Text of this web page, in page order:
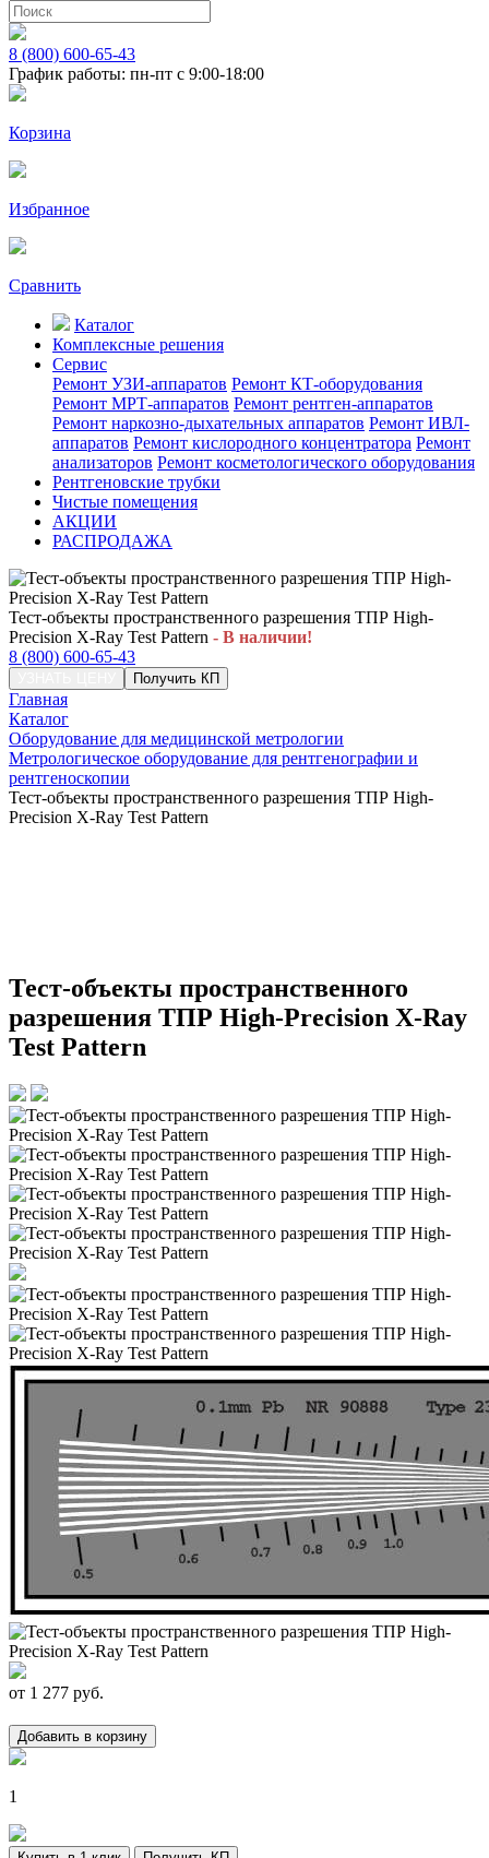
8 (800) 600-65-43
График работы: пн-пт с 9:00-18:00
Корзина
Избранное
Сравнить
Каталог
Комплексные решения
Сервис
Ремонт УЗИ-аппаратов Ремонт КТ-оборудования
Ремонт МРТ-аппаратов Ремонт рентген-аппаратов
Ремонт наркозно-дыхательных аппаратов Ремонт ИВЛ-
аппаратов Ремонт кислородного концентратора Ремонт
анализаторов Ремонт косметологического оборудования
Рентгеновские трубки
Чистые помещения
АКЦИИ
РАСПРОДАЖА
Тест-объекты пространственного разрешения ТПР High-
Precision X-Ray Test Pattern - В наличии!
8 (800) 600-65-43
Получить КП
Главная
Каталог
Оборудование для медицинской метрологии
Метрологическое оборудование для рентгенографии и
рентгеноскопии
Тест-объекты пространственного разрешения ТПР High-
Precision X-Ray Test Pattern
Тест-объекты пространственного
разрешения ТПР High-Precision X-Ray
Test Pattern
от 1 277 руб.
Добавить в корзину
1